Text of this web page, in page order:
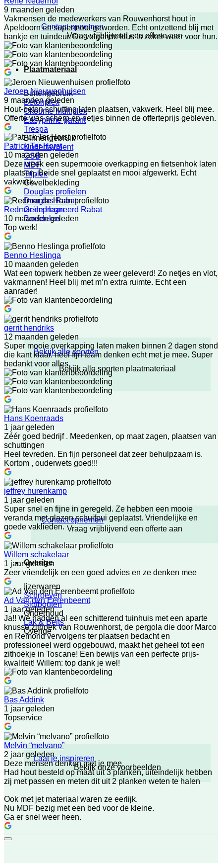
Contact opnemen
Vraag vrijblijvend een offerte aan
Plaatmateriaal
Buitengebruik
Betonplex
Okoume Multiplex
Easyprime garant
Trespa
Binnengebruik
Underlayment
OSB
MDF
Triplex
Gevelbekleding
Douglas profielen
Douglas Rabat
Geïmpregneerd Rabat
Boeidelen
Bekijk alle soorten
Bekijk alle soorten plaatmateriaal
Contact opnemen
Vraag vrijblijvend een offerte aan
Overige
Ijzerwaren
Schroeven
Slotbouten
Onderhoud
Lak & Beits
Overige
Laat je inspireren
Bekijk onze voorbeelden
9 maanden geleden
Vakmensen de medewerkers van Rouwenhorst hout in
Apeldoorn en supermooi geworden. Echt ontzettend blij met
bankje en tuindeur. De volgende klus is zeker weer voor hun.
Jeroen Nieuwenhuisen
9 maanden geleden
Hout-beton schutting laten plaatsen, vakwerk. Heel blij mee.
Offerte was scherp en netjes binnen de offerteprijs gebleven.
Patrick Ter Horst
10 maanden geleden
Deze week een supermooie overkapping en fietsenhok laten
plaatsen. Beide snel geplaatst en mooi afgewerkt. Echt
vakwerk.
Redmar de Haan
10 maanden geleden
Top werk!
Benno Heslinga
10 maanden geleden
Wat een topwerk hebben ze weer geleverd! Zo netjes en vlot,
vakmannen! Heel blij met m’n extra ruimte. Echt een
aanrader!
gerrit hendriks
12 maanden geleden
Super mooie overkapping laten maken binnen 2 dagen stond
die kant klaar. heel fijn team denken echt met je mee. Super
bedankt voor alles
Hans Koenraads
1 jaar geleden
Zéér goed bedrijf . Meedenken, op maat zagen, plaatsen van
schuttingen
Heel tevreden. En fijn personeel dat zeer behulpzaam is.
Kortom , ouderwets goed!!!
jeffrey hurenkamp
1 jaar geleden
Super snel en fijne in geregeld. Ze hebben een mooie
veranda met glazen schuifpui geplaatst. Vriendelijke en
goede vaklieden.
Willem schakelaar
1 jaar geleden
Zeer vriendelijk en een goed advies en ze denken mee
Ad Van den Eerenbeemt
1 jaar geleden
Ja!! We hadden al een schitterend tuinhuis met een aparte
knusse zithoek van Rouwenhorst, de pergola die door Marco
en Remond vervolgens ter plaatsen bedacht en
professioneel werd opgebouwd, maakt het geheel tot een
zithoekje in Toscane! Een bewijs van een perfecte prijs-
kwaliteit! Willem: top dank je wel!
Bas Addink
1 jaar geleden
Topservice
Melvin “melvano”
2 jaar geleden
Deze mensen denken met je mee.
Had hout besteld op maat uit 3 planken, uiteindelijk hebben
zij met passen en meten dit uit 2 planken weten te halen
Ook met jet materiaal waren ze eerlijk.
Nu MDF bezig met een bed voor de kleine.
Ga er snel weer heen.